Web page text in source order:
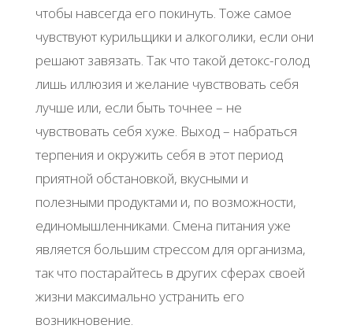
чтобы навсегда его покинуть. Тоже самое
чувствуют курильщики и алкоголики, если они
решают завязать. Так что такой детокс-голод
лишь иллюзия и желание чувствовать себя
лучше или, если быть точнее – не
чувствовать себя хуже. Выход – набраться
терпения и окружить себя в этот период
приятной обстановкой, вкусными и
полезными продуктами и, по возможности,
единомышленниками. Смена питания уже
является большим стрессом для организма,
так что постарайтесь в других сферах своей
жизни максимально устранить его
возникновение.